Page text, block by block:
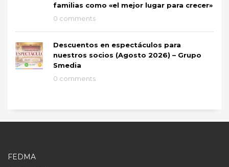
familias como «el mejor lugar para crecer»
0 comments
Descuentos en espectáculos para
nuestros socios (Agosto 2026) – Grupo
Smedia
0 comments
FEDMA